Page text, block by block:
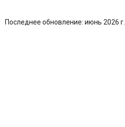
Последнее обновление: июнь 2026 г.